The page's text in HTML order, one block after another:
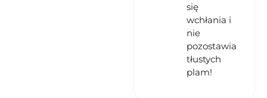
się
wchłania i
nie
pozostawia
tłustych
plam!